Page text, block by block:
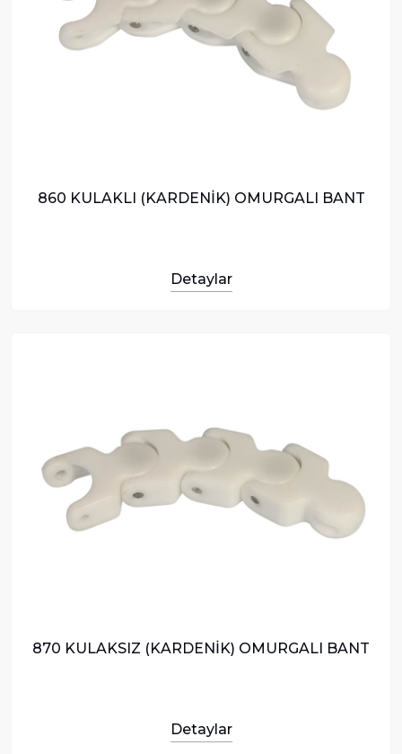
860 KULAKLI (KARDENİK) OMURGALI BANT
Detaylar
870 KULAKSIZ (KARDENİK) OMURGALI BANT
Detaylar